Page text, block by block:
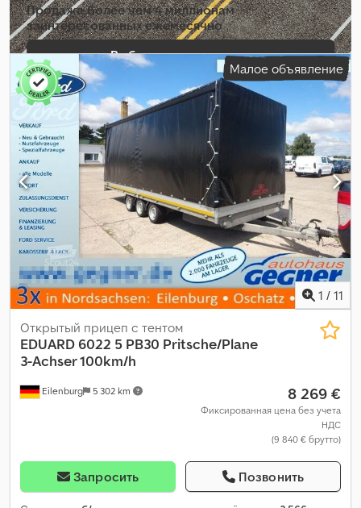
Продажа более чем 4 миллионам
заинтересованных ежемесячно
Выбрать пакет дилера
Создать отдельное объявление
Малое объявление
1 / 11
Eilenburg 5 302 km
Открытый прицеп с тентом
EDUARD 6022 5 PB30 Pritsche/Plane
3-Achser 100km/h
8 269 €
Фиксированная цена без учета
НДС
(9 840 € брутто)
Запросить Позвонить